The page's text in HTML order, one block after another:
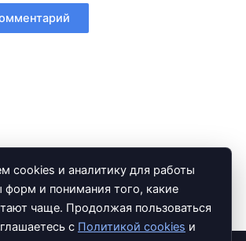
cookies и аналитику для работы
форм и понимания того, какие
чаще. Продолжая пользоваться
с Политикой cookies и